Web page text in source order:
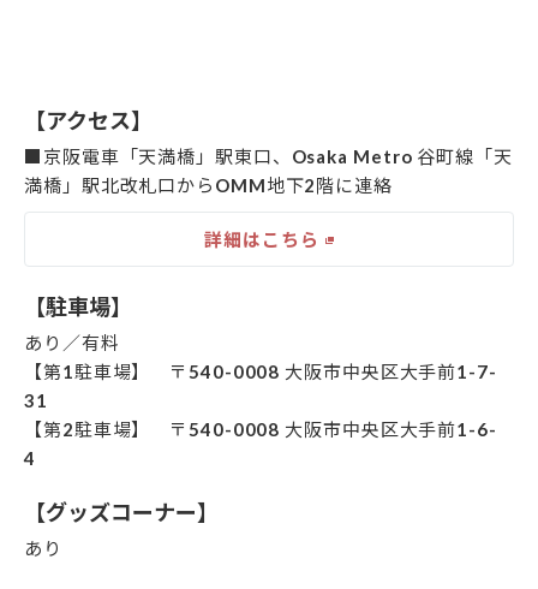
【アクセス】
■京阪電車「天満橋」駅東口、Osaka Metro 谷町線「天
満橋」駅北改札口からOMM地下2階に連絡
詳細はこちら
【駐車場】
あり／有料
【第1駐車場】 〒540-0008 大阪市中央区大手前1-7-
31
【第2駐車場】 〒540-0008 大阪市中央区大手前1-6-
4
【グッズコーナー】
あり